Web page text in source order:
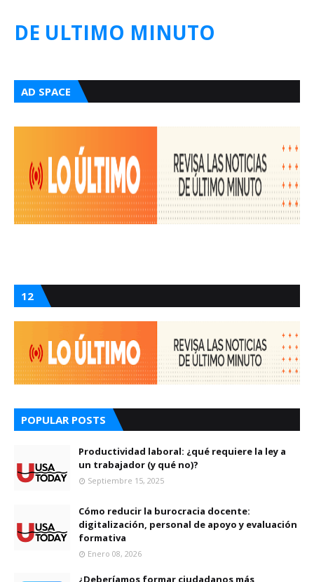
DE ULTIMO MINUTO
AD SPACE
12
POPULAR POSTS
Productividad laboral: ¿qué requiere la ley a
un trabajador (y qué no)?
Septiembre 15, 2025
Cómo reducir la burocracia docente:
digitalización, personal de apoyo y evaluación
formativa
Enero 08, 2026
¿Deberíamos formar ciudadanos más